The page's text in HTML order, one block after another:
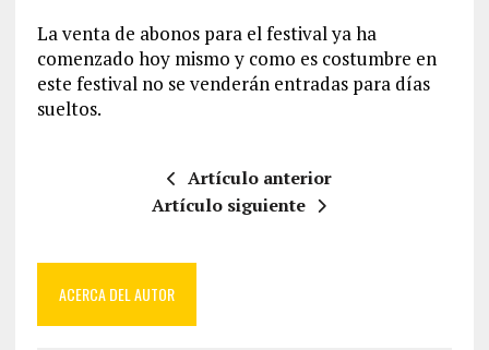
La venta de abonos para el festival ya ha
comenzado hoy mismo y como es costumbre en
este festival no se venderán entradas para días
sueltos.
Artículo anterior
Artículo siguiente
ACERCA DEL AUTOR